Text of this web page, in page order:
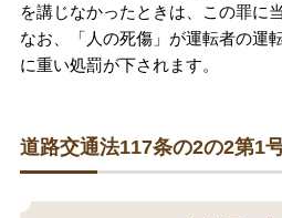
を講じなかったときは、この罪に
なお、「人の死傷」が運転者の運
に重い処罰が下されます。
道路交通法117条の2の2第1